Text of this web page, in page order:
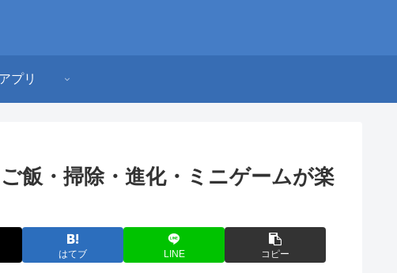
プリ
飯・掃除・進化・ミニゲームが楽
はてブ LINE コピー